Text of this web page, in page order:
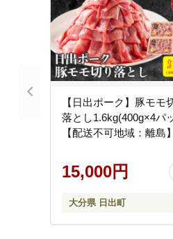
【日出ポーク】豚モモ
落とし1.6kg(400g×4パ
【配送不可地域：離島】
15,000円
大分県 日出町